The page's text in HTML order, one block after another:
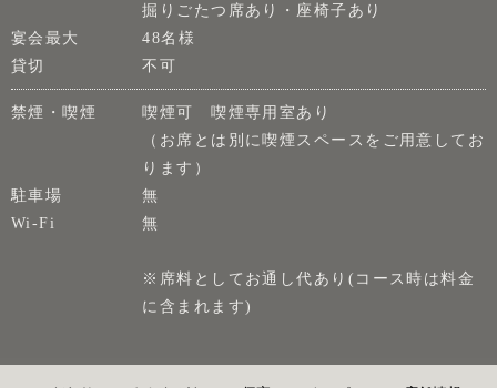
掘りごたつ席あり・座椅子あり
宴会最大
48名様
貸切
不可
禁煙・喫煙
喫煙可 喫煙専用室あり
（お席とは別に喫煙スペースをご用意してお
ります）
駐車場
無
Wi-Fi
無
※席料としてお通し代あり(コース時は料金
に含まれます)